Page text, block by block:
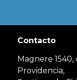
Contacto
Magnere 1540,
Providencia,